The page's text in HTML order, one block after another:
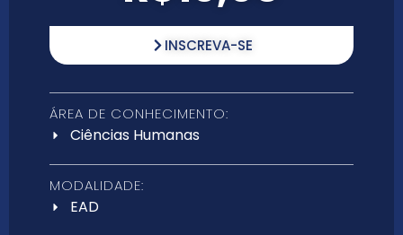
INSCREVA-SE
ÁREA DE CONHECIMENTO:
Ciências Humanas
MODALIDADE:
EAD